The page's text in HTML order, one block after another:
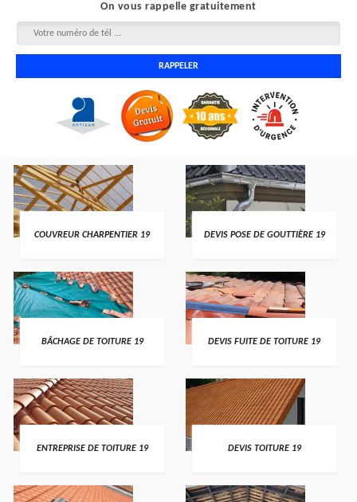
On vous rappelle gratuitement
COUVREUR CHARPENTIER 19 DEVIS POSE DE GOUTTIÈRE 19
BÂCHAGE DE TOITURE 19 DEVIS FUITE DE TOITURE 19
ENTREPRISE DE TOITURE 19 DEVIS TOITURE 19